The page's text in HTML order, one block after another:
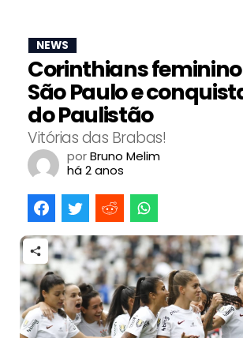
NEWS
Corinthians
São Paulo e
do Paulistão
Vitórias das Brabas!
porBruno Melim
há 2 anos